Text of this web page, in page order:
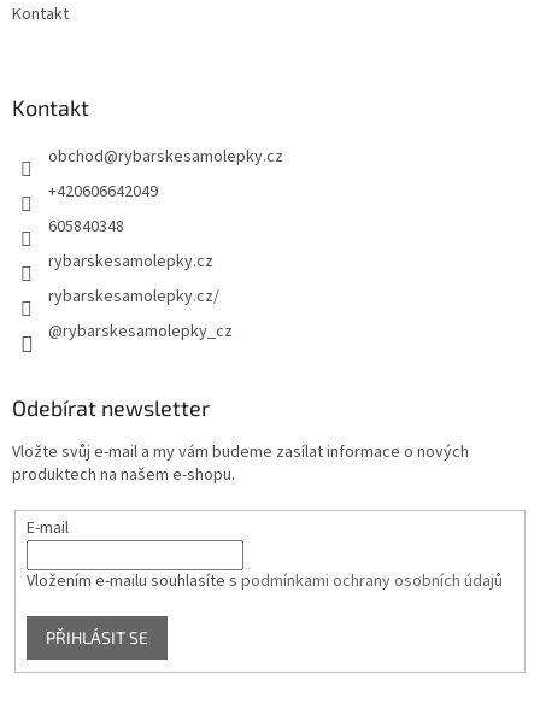
Kontakt
Kontakt
obchod@rybarskesamolepky.cz
+420606642049
605840348
rybarskesamolepky.cz
rybarskesamolepky.cz/
@rybarskesamolepky_cz
Odebírat newsletter
Vložte svůj e-mail a my vám budeme zasílat informace o nových
produktech na našem e-shopu.
E-mail
Vložením e-mailu souhlasíte s podmínkami ochrany osobních údajů
PŘIHLÁSIT SE